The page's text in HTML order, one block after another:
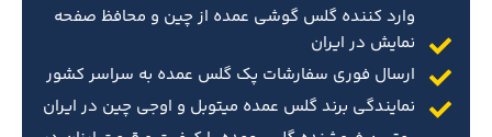
وارد کننده گلس گوشی عمده از چین و محافظ صفحه
نمایش در ایران
ارسال فوری سفارشات پک گلس عمده به سراسر کشور
نمایندگی برند گلس عمده میتوبل و اوجی چین در ایران